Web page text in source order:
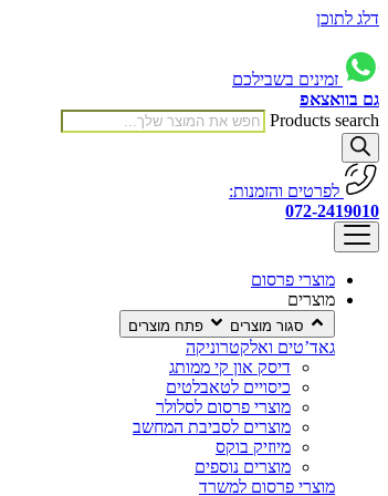
דלג לתוכן
זמינים בשבילכם
גם בוואצאפ
Products search
לפרטים והזמנות:
072-2419010
מוצרי פרסום
מוצרים
סגור מוצרים פתח מוצרים
גאד’טים ואלקטרוניקה
דיסק און קי ממותג
כיסויים לטאבלטים
מוצרי פרסום לסלולר
מוצרים לסביבת המחשב
מיוזיק בוקס
מוצרים נוספים
מוצרי פרסום למשרד